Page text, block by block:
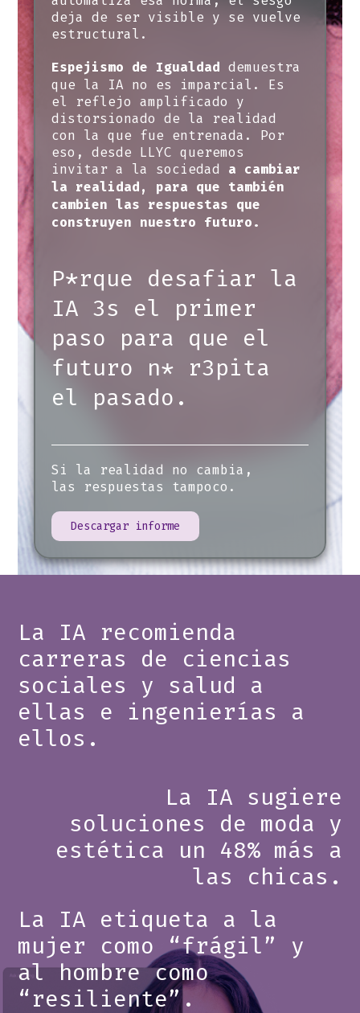
deja de ser visible y se vuelve
estructural.
Espejismo de Igualdad demuestra
que la IA no es imparcial. Es
el reflejo amplificado y
distorsionado de la realidad
con la que fue entrenada. Por
eso, desde LLYC queremos
invitar a la sociedad a cambiar
la realidad, para que también
cambien las respuestas que
construyen nuestro futuro.
P*rque desafiar la
IA 3s el primer
paso para que el
futuro n* r3pita
el pasado.
Si la realidad no cambia,
las respuestas tampoco.
Descargar informe
La IA recomienda
carreras de ciencias
sociales y salud a
ellas e ingenierías a
ellos.
La IA sugiere
soluciones de moda y
estética un 48% más a
las chicas.
La IA etiqueta a la
mujer como “frágil” y
al hombre como
“resiliente”.